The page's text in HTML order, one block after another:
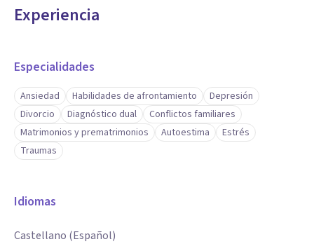
Experiencia
Especialidades
Ansiedad Habilidades de afrontamiento
Depresión
Divorcio
Diagnóstico dual
Conflictos familiares
Matrimonios y prematrimonios
Autoestima
Estrés
Traumas
Idiomas
Castellano (Español)